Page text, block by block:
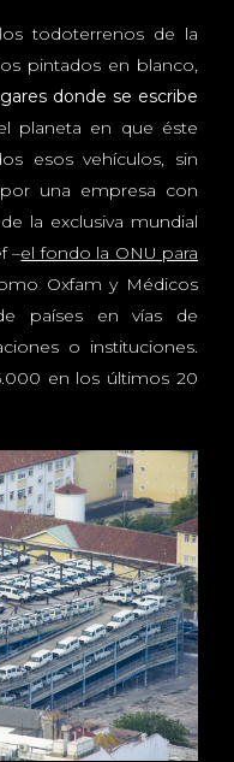
todoterrenos de la
pintados en blanco,
donde se escribe
planeta en que éste
esos vehículos, sin
una empresa con
la exclusiva mundial
–el fondo la ONU para
Oxfam y Médicos
países en vías de
o instituciones.
en los últimos 20